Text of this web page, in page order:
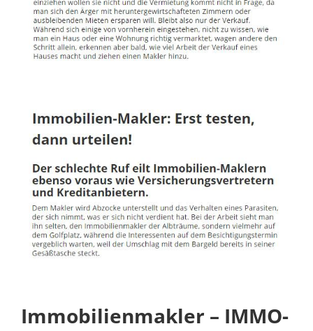
Immobilienmakler – IMMO-